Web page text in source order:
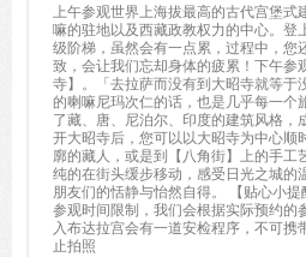
上午参观世界上海拔最高的古代宫堡式
嘛的驻地以及西藏政教权力的中心。
级阶梯，虽然会有一点累，过程中，您
致，会让我们忘却身体的疲累！下午参
寺】。「去拉萨而没有到大昭寺就等于
的喇嘛尼玛次仁的话，也是几乎每一个
了藏、唐、尼泊尔、印度的建筑风格
开大昭寺后，您可以以大昭寺为中心顺
廓的藏人，或是到【八角街】上的手
纯的在街头缓步移动，感受日光之城的
朋友们的恬静与怡然自得。 【贴心小
参观时间限制，我们会根据实际预约的
入布达拉宫会有一道安检程序，不可
止拍照